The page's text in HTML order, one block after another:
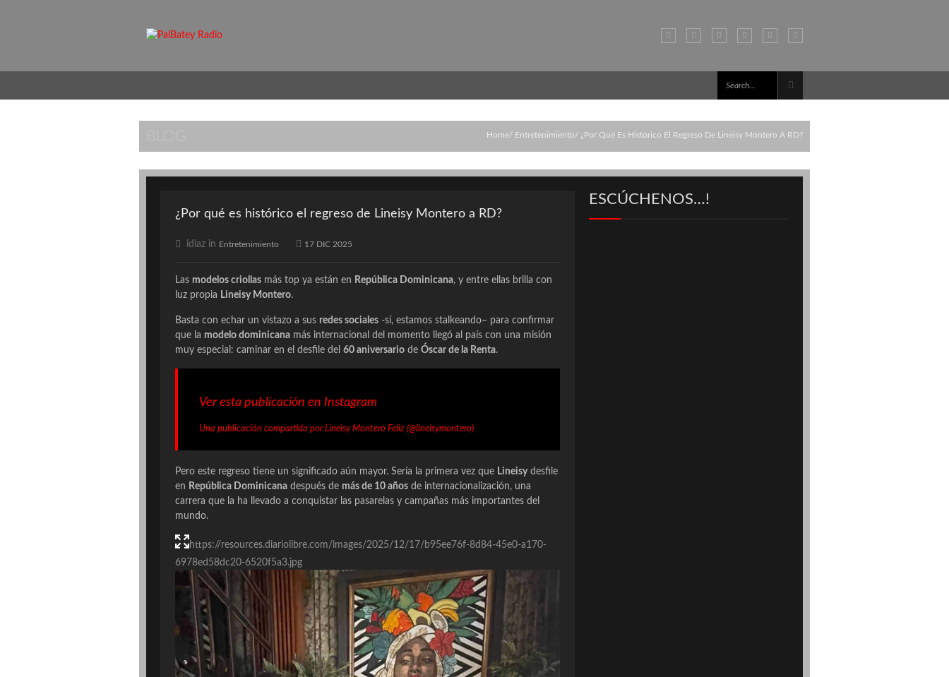
BLOG Home Entretenimiento ¿Por Qué Es Histórico El Regreso De Lineisy Montero A RD?
¿Por qué es histórico el regreso de Lineisy Montero a RD?
idiaz in Entretenimiento 17 DIC 2025
Las modelos criollas más top ya están en República Dominicana, y entre ellas brilla con
luz propia Lineisy Montero.
Basta con echar un vistazo a sus redes sociales -sí, estamos stalkeando– para confirmar
que la modelo dominicana más internacional del momento llegó al país con una misión
muy especial: caminar en el desfile del 60 aniversario de Óscar de la Renta.
Ver esta publicación en Instagram
Una publicación compartida por Lineisy Montero Feliz (@lineisymontero)
Pero este regreso tiene un significado aún mayor. Sería la primera vez que Lineisydesfile
en República Dominicana después de más de 10 años de internacionalización, una
carrera que la ha llevado a conquistar las pasarelas y campañas más importantes del
mundo.
https://resources.diariolibre.com/images/2025/12/17/b95ee76f-8d84-45e0-a170-
6978ed58dc20-6520f5a3.jpg
ESCÚCHENOS…!